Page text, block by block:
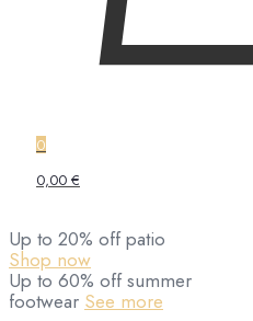
0
0,00 €
Up to 20% off patio
Shop now
Up to 60% off summer
footwear See more